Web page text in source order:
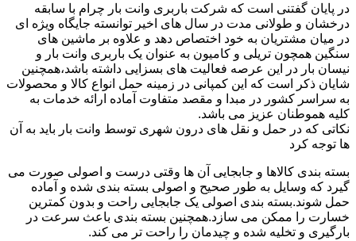
در پایان گفتنی است که شرکت باربری وانت بار چرام با سابقه
درخشان و طولانی مدت در سال های اخیر توانسته جایگاه ویژه ای
در میان مشتریان به خود اختصاص دهد و علاوه بر ماشین های
سنگین همچون تریلی و کامیون به عنوان یک باربری وانت بار و
نیسان بار در این عرصه فعالیت های بسزایی داشته باشد،همچنین
شایان ذکر است که این کمپانی در زمینه حمل انواع کالا و محصولات
به سراسر کشور در مبدا و مقصد متفاوت آماده ارائه خدمات به
کلیه هموطنان عزیز می باشد.
نکاتی که در حمل و نقل های درون شهری توسط وانت بار باید به آن
ها توجه کرد
بسته بندی کالاها و جابجایی آن ها وقتی درست و اصولی صورت می
گیرد که وسایل به طور صحیح و اصولی بسته بندی شده و آماده
حمل شوند.بسته بندی اصولی یک جابجایی راحت و بدون کمترین
خسارت را ممکن می سازد.همچنین بسته بندی باعث سرعت در
بارگیری و تخلیه شده و چیدمان را راحت تر می کند.